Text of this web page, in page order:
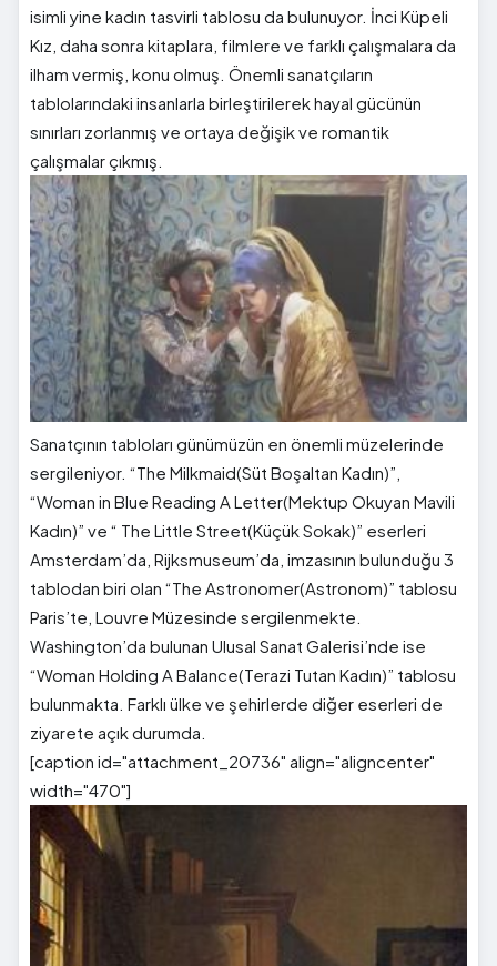
isimli yine kadın tasvirli tablosu da bulunuyor. İnci Küpeli
Kız, daha sonra kitaplara, filmlere ve farklı çalışmalara da
ilham vermiş, konu olmuş. Önemli sanatçıların
tablolarındaki insanlarla birleştirilerek hayal gücünün
sınırları zorlanmış ve ortaya değişik ve romantik
çalışmalar çıkmış.
Sanatçının tabloları günümüzün en önemli müzelerinde
sergileniyor. “The Milkmaid(Süt Boşaltan Kadın)”,
“Woman in Blue Reading A Letter(Mektup Okuyan Mavili
Kadın)” ve “ The Little Street(Küçük Sokak)” eserleri
Amsterdam’da, Rijksmuseum’da, imzasının bulunduğu 3
tablodan biri olan “The Astronomer(Astronom)” tablosu
Paris’te, Louvre Müzesinde sergilenmekte.
Washington’da bulunan Ulusal Sanat Galerisi’nde ise
“Woman Holding A Balance(Terazi Tutan Kadın)” tablosu
bulunmakta. Farklı ülke ve şehirlerde diğer eserleri de
ziyarete açık durumda.
[caption id="attachment_20736" align="aligncenter"
width="470"]